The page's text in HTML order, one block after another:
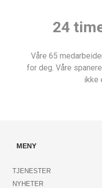
24
Våre 65
for deg. Våre
ikke
MENY
TJENESTER
NYHETER